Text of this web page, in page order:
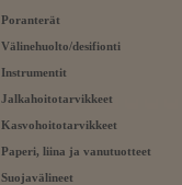
Poranterät
Välinehuolto/desifionti
Instrumentit
Jalkahoitotarvikkeet
Kasvohoitotarvikkeet
Paperi, liina ja vanutuotteet
Suojavälineet